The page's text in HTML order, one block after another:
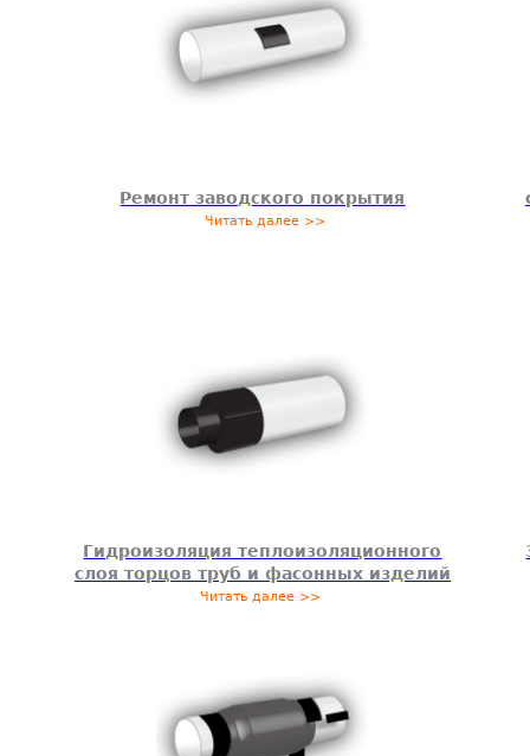
Ремонт заводского покрытия
Читать далее >>
Гидроизоляция теплоизоляционного
слоя торцов труб и фасонных изделий
Читать далее >>